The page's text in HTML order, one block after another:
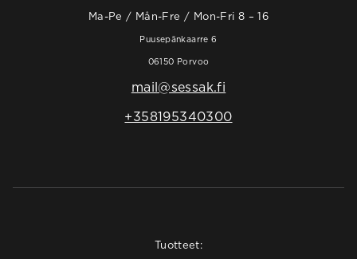
Ma-Pe / Mån-Fre / Mon-Fri 8 – 16
Puusepänkaarre 6
06150 Porvoo
mail@sessak.fi
+358195340300
Tuotteet: